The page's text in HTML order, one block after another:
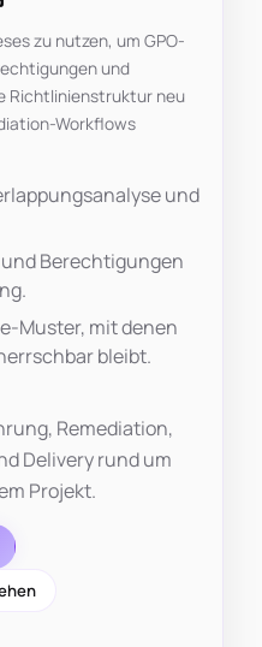
zu nutzen, um GPO-
und
Richtlinienstruktur neu
Workflows
und
Berechtigungen
Muster, mit denen
bleibt.
Remediation,
Delivery rund um
Projekt.